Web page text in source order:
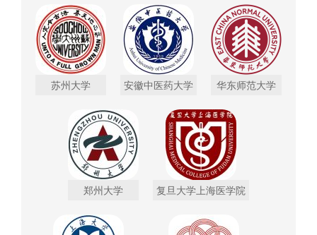
苏州大学 安徽中医药大学 华东师范大学
郑州大学 复旦大学上海医学院